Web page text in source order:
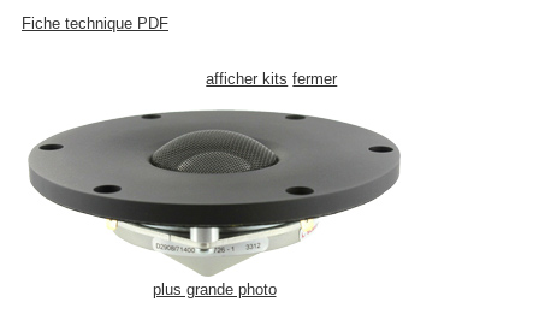
Fiche technique PDF
afficher kits fermer
plus grande photo